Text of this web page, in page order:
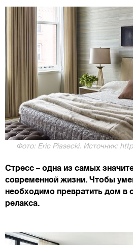
Фото: Eric Piasecki. Источник:
Стресс – одна из самых
современной жизни. Чтобы
необходимо превратить дом в
релакса.